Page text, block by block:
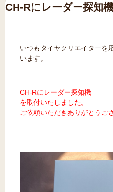
CH-Rにレーダー探知
いつもタイヤクリエイターを
います。
CH-Rにレーダー探知機
を取付いたしました。
ご依頼いただきありがとうご